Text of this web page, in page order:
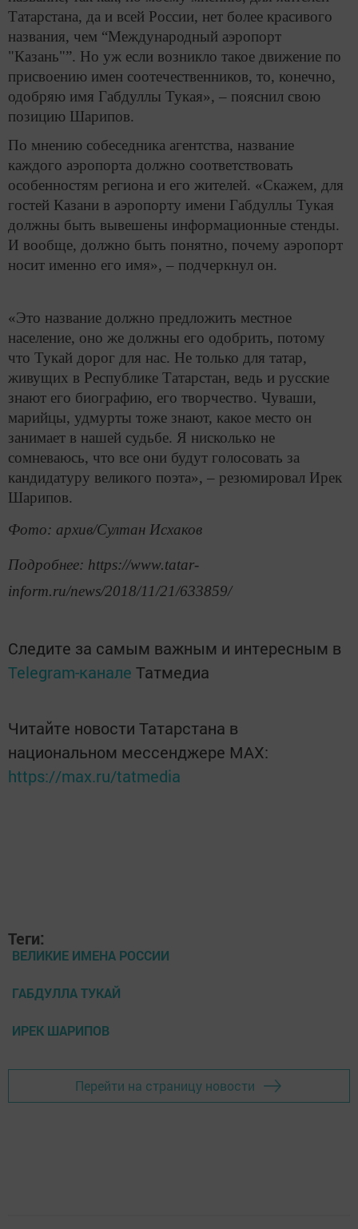
Татарстана, да и всей России, нет более красивого
названия, чем “Международный аэропорт
"Казань"”. Но уж если возникло такое движение по
присвоению имен соотечественников, то, конечно,
одобряю имя Габдуллы Тукая», – пояснил свою
позицию Шарипов.
По мнению собеседника агентства, название
каждого аэропорта должно соответствовать
особенностям региона и его жителей. «Скажем, для
гостей Казани в аэропорту имени Габдуллы Тукая
должны быть вывешены информационные стенды.
И вообще, должно быть понятно, почему аэропорт
носит именно его имя», – подчеркнул он.
«Это название должно предложить местное
население, оно же должны его одобрить, потому
что Тукай дорог для нас. Не только для татар,
живущих в Республике Татарстан, ведь и русские
знают его биографию, его творчество. Чуваши,
марийцы, удмурты тоже знают, какое место он
занимает в нашей судьбе. Я нисколько не
сомневаюсь, что все они будут голосовать за
кандидатуру великого поэта», – резюмировал Ирек
Шарипов.
Фото: архив/Султан Исхаков
Подробнее: https://www.tatar-
inform.ru/news/2018/11/21/633859/
Следите за самым важным и интересным в
Telegram-канале Татмедиа
Читайте новости Татарстана в
национальном мессенджере MАХ:
https://max.ru/tatmedia
Теги:
ВЕЛИКИЕ ИМЕНА РОССИИ
ГАБДУЛЛА ТУКАЙ
ИРЕК ШАРИПОВ
Перейти на страницу новости